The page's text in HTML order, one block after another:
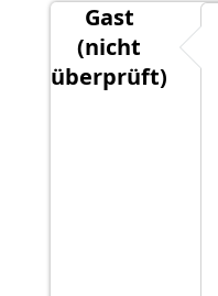
Gast
(nicht
überprüft)